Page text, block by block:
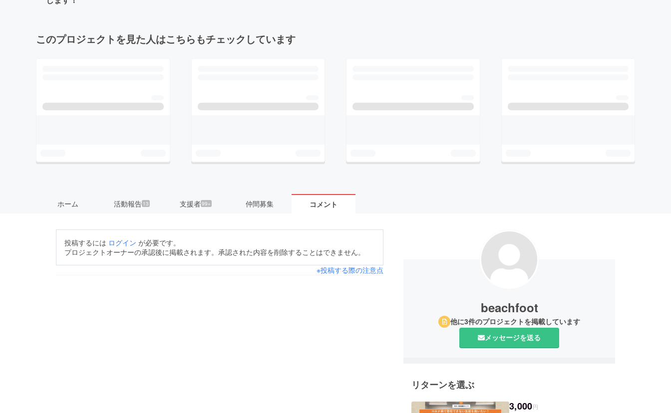
このプロジェクトを見た人はこちらもチェックしています
ホーム 活動報告 13 支援者99+ 仲間募集 コメント
投稿するには ログイン が必要です。
プロジェクトオーナーの承認後に掲載されます。承認された内容を削除することはできません。
※投稿する際の注意点
beachfoot
他に3件のプロジェクトを掲載しています
メッセージを送る
リターンを選ぶ
3,000円